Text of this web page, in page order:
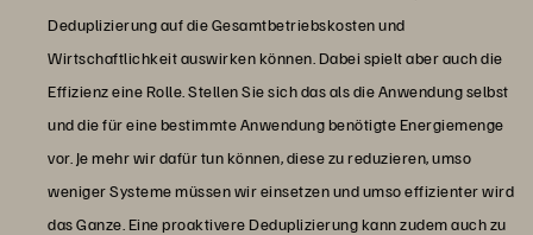
Deduplizierung auf die Gesamtbetriebskosten und
Wirtschaftlichkeit auswirken können. Dabei spielt aber auch die
Effizienz eine Rolle. Stellen Sie sich das als die Anwendung selbst
und die für eine bestimmte Anwendung benötigte Energiemenge
vor. Je mehr wir dafür tun können, diese zu reduzieren, umso
weniger Systeme müssen wir einsetzen und umso effizienter wird
das Ganze. Eine proaktivere Deduplizierung kann zudem auch zu